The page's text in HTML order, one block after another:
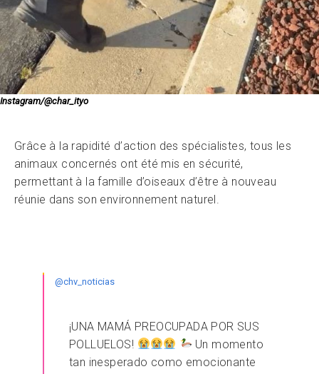
Instagram/@char_ityo
Grâce à la rapidité d’action des spécialistes, tous les
animaux concernés ont été mis en sécurité,
permettant à la famille d’oiseaux d’être à nouveau
réunie dans son environnement naturel.
@chv_noticias
¡UNA MAMÁ PREOCUPADA POR SUS
POLLUELOS!
Un momento
tan inesperado como emocionante